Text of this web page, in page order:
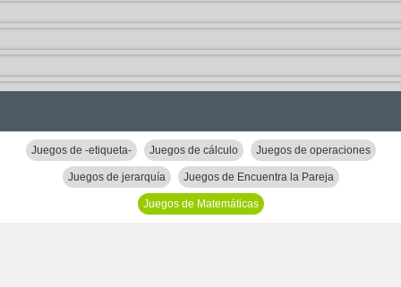
Juegos de -etiqueta- Juegos de cálculo Juegos de operaciones
Juegos de jerarquía Juegos de Encuentra la Pareja
Juegos de Matemáticas